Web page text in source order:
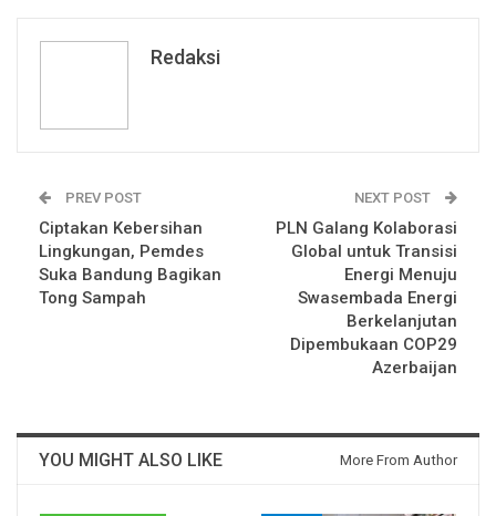
Redaksi
PREV POST
Ciptakan Kebersihan
Lingkungan, Pemdes
Suka Bandung Bagikan
Tong Sampah
NEXT POST
PLN Galang Kolaborasi
Global untuk Transisi
Energi Menuju
Swasembada Energi
Berkelanjutan
Dipembukaan COP29
Azerbaijan
YOU MIGHT ALSO LIKE More From Author